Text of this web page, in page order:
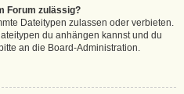
Forum zulässig?
Dateitypen zulassen oder verbieten.
du anhängen kannst und du
an die Board-Administration.